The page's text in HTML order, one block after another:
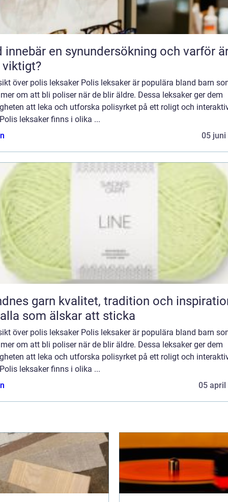
innebär en synundersökning och varför
över polis leksaker Polis leksaker är populära bland barn
om att bli poliser när de blir äldre. Dessa leksaker ger dem
att leka och utforska polisyrket på ett roligt och
leksaker finns i olika ...
05 juni
kvalitet, tradition och inspiration
som älskar att sticka
över polis leksaker Polis leksaker är populära bland barn
om att bli poliser när de blir äldre. Dessa leksaker ger dem
att leka och utforska polisyrket på ett roligt och
leksaker finns i olika ...
05 april